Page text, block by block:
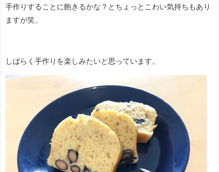
手作りすることに飽きるかな？とちょっとこわい気持ちもあり
ますが笑、
しばらく手作りを楽しみたいと思っています。